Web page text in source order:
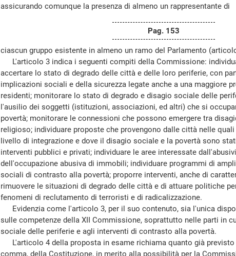
assicurando comunque la presenza di almeno un rappresentante di
Pag. 153
ciascun gruppo esistente in almeno un ramo del Parlamento
L'articolo 3 indica i seguenti compiti della Commissione:
accertare lo stato di degrado delle città e delle loro periferie, con
implicazioni sociali e della sicurezza legate anche a una maggiore
residenti; monitorare lo stato di degrado e disagio sociale delle
l'ausilio dei soggetti (istituzioni, associazioni, ed altri) che si
povertà; monitorare le connessioni che possono emergere tra
religioso; individuare proposte che provengono dalle città nelle
livello di integrazione e dove il disagio sociale e la povertà sono
interventi pubblici e privati; individuare le aree interessate
dell'occupazione abusiva di immobili; individuare programmi di
sociali di contrasto alla povertà; proporre interventi, anche di
rimuovere le situazioni di degrado delle città e di attuare politiche
fenomeni di reclutamento di terroristi e di radicalizzazione.
Evidenzia come l'articolo 3, per il suo contenuto, sia l'unica
sulle competenze della XII Commissione, soprattutto nelle parti in
sociale delle periferie e agli interventi di contrasto alla povertà.
L'articolo 4 della proposta in esame richiama quanto già
comma, della Costituzione, in merito alla possibilità per la